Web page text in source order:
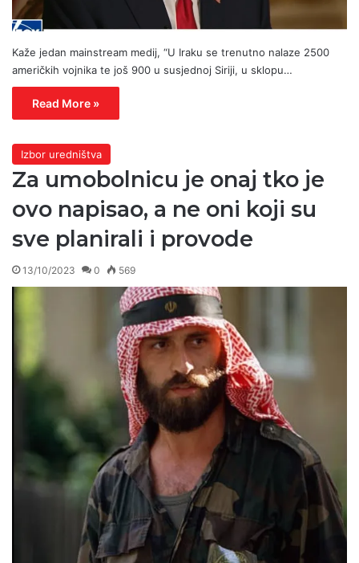
Kaže jedan mainstream medij, “U Iraku se trenutno nalaze 2500
američkih vojnika te još 900 u susjednoj Siriji, u sklopu…
Read More »
Izbor uredništva
Za umobolnicu je onaj tko je
ovo napisao, a ne oni koji su
sve planirali i provode
13/10/2023 0 569